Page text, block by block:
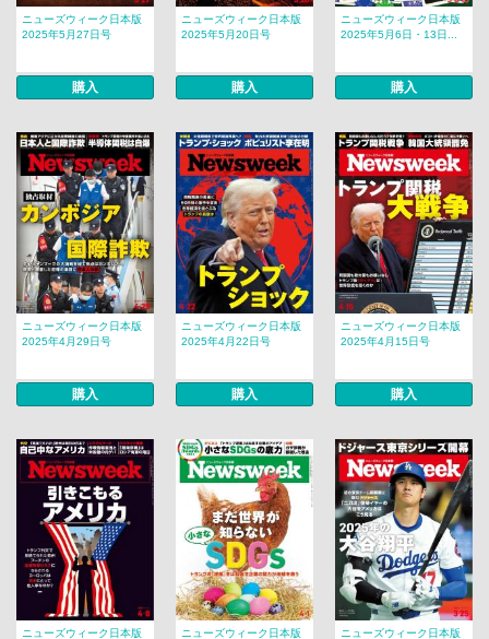
ニューズウィーク日本版
2025年5月27日号
購入
ニューズウィーク日本版
2025年5月20日号
購入
ニューズウィーク日本版
2025年5月6日・13日...
購入
ニューズウィーク日本版
2025年4月29日号
購入
ニューズウィーク日本版
2025年4月22日号
購入
ニューズウィーク日本版
2025年4月15日号
購入
ニューズウィーク日本版 ニューズウィーク日本版 ニューズウィーク日本版